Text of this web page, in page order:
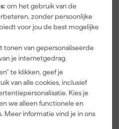
om het gebruik van de
zonder persoonlijke
voor jou de best mogelijke
tonen van gepersonaliseerde
je internetgedrag.
te klikken, geef je
van alle cookies, inclusief
Kies je
we alleen functionele en
Meer informatie vind je in ons